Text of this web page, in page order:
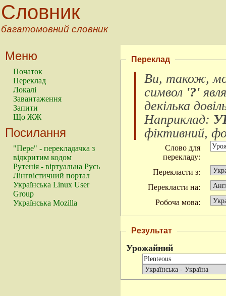
Словник
багатомовний словник
Меню
Початок
Переклад
Локалі
Завантаження
Запити
Що ЖЖ
Посилання
"Пере" - перекладачка з
відкритим кодом
Рутенія - віртуальна Русь
Лінгвістичний портал
Українська Linux User
Group
Українська Mozilla
Переклад
Ви, також,
символ '?'
декілька
Наприклад:
фіктивний,
Слово для
перекладу:
Перекласти з:
Перекласти на:
Робоча мова:
Результат
Урожайний